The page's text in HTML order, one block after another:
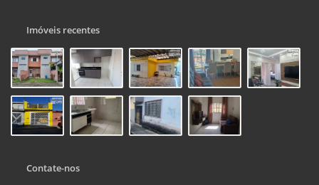
Imóveis recentes
Contate-nos